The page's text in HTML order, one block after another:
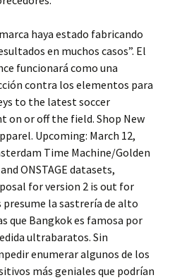
haya estado fabricando
en muchos casos”. El
funcionará como una
contra los elementos para
to the latest soccer
on or off the field. Shop New
Upcoming: March 12,
Time Machine/Golden
ONSTAGE datasets,
for version 2 is out for
la sastrería de alto
que Bangkok es famosa por
ultrabaratos. Sin
enumerar algunos de los
más geniales que podrían